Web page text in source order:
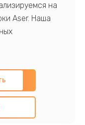
на
Aser. Наша
и
ремонт с
а
предоставить